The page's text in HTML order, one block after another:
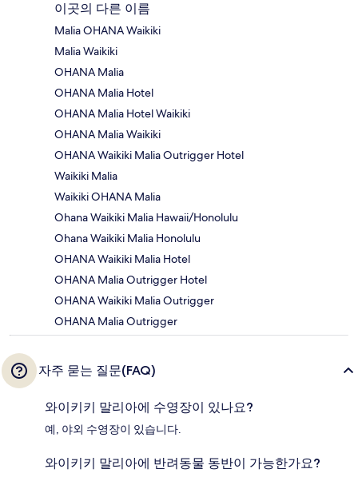
이곳의 다른 이름
Malia OHANA Waikiki
Malia Waikiki
OHANA Malia
OHANA Malia Hotel
OHANA Malia Hotel Waikiki
OHANA Malia Waikiki
OHANA Waikiki Malia Outrigger Hotel
Waikiki Malia
Waikiki OHANA Malia
Ohana Waikiki Malia Hawaii/Honolulu
Ohana Waikiki Malia Honolulu
OHANA Waikiki Malia Hotel
OHANA Malia Outrigger Hotel
OHANA Waikiki Malia Outrigger
OHANA Malia Outrigger
자주 묻는 질문(FAQ)
와이키키 말리아에 수영장이 있나요?
예, 야외 수영장이 있습니다.
와이키키 말리아에 반려동물 동반이 가능한가요?